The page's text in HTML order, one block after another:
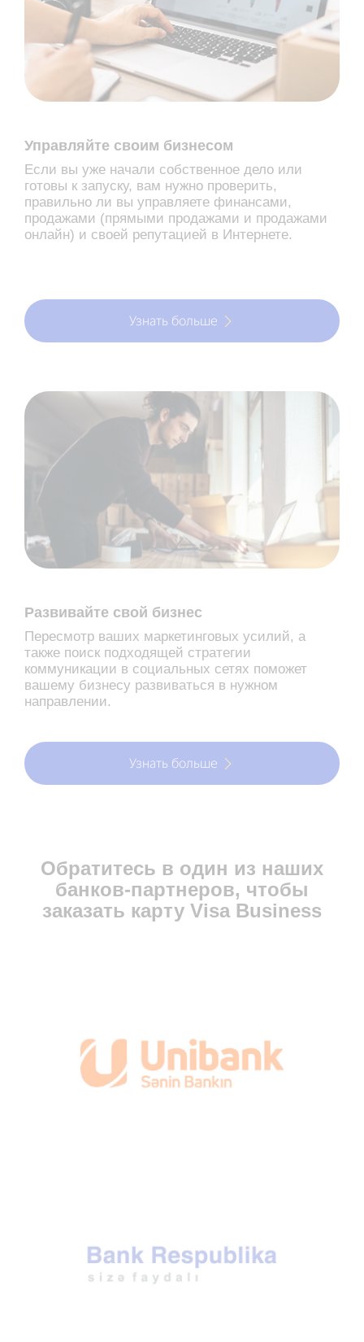
Управляйте своим бизнесом
Если вы уже начали собственное дело или
готовы к запуску, вам нужно проверить,
правильно ли вы управляете финансами,
продажами (прямыми продажами и продажами
онлайн) и своей репутацией в Интернете.
Узнать больше
Развивайте свой бизнес
Пересмотр ваших маркетинговых усилий, а
также поиск подходящей стратегии
коммуникации в социальных сетях поможет
вашему бизнесу развиваться в нужном
направлении.
Узнать больше
Обратитесь в один из наших
банков-партнеров, чтобы
заказать карту Visa Business